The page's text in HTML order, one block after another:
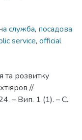
служба, посадова
service, official
та розвитку
//
– Вип. 1 (1). – С.